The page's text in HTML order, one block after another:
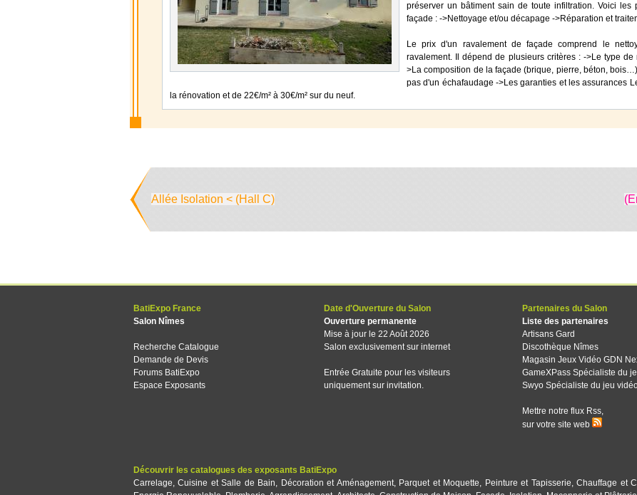
préserver un bâtiment sain de toute infiltration. Voici les
façade : ->Nettoyage et/ou décapage ->Réparation et
Le prix d'un ravalement de façade comprend le
ravalement. Il dépend de plusieurs critères : ->Le type
>La composition de la façade (brique, pierre, béton,
pas d'un échafaudage ->Les garanties et les assurances
la rénovation et de 22€/m² à 30€/m² sur du neuf.
Allée Isolation < (Hall C)
BatiExpo France
Salon Nîmes
Recherche Catalogue
Demande de Devis
Forums BatiExpo
Espace Exposants
Date d'Ouverture du Salon
Ouverture permanente
Mise à jour le 22 Août 2026
Salon exclusivement sur internet
Entrée Gratuite pour les visiteurs
uniquement sur invitation.
Partenaires du Salon
Liste des partenaires
Artisans Gard
Discothèque Nîmes
Magasin Jeux Vidéo GDN
GameXPass Spécialiste du
Swyo Spécialiste du jeu
Mettre notre flux Rss,
sur votre site web
Découvrir les catalogues des exposants BatiExpo
Carrelage,Cuisine et Salle de Bain, Décoration et Aménagement, Parquet et Moquette, Peinture et Tapisserie,Chauffage et